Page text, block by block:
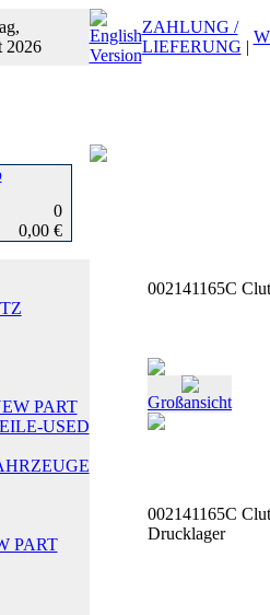
2026
ZAHLUNG /
LIEFERUNG |
0
0,00 €
PART
USED
PART
002141165C
Großansicht
002141165C
Drucklager